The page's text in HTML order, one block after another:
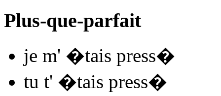
Plus-que-parfait
je m' �tais press�
tu t' �tais press�